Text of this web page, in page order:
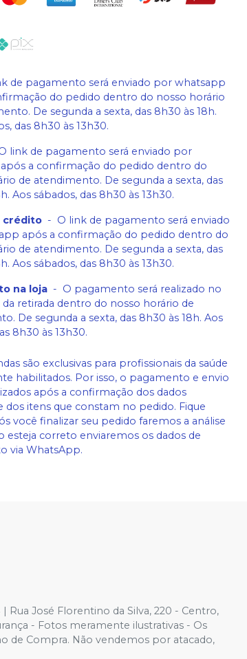
de pagamento será enviado por whatsapp
do pedido dentro do nosso horário
De segunda a sexta, das 8h30 às 18h.
das 8h30 às 13h30.
link de pagamento será enviado por
a confirmação do pedido dentro do
de atendimento. De segunda a sexta, das
Aos sábados, das 8h30 às 13h30.
crédito - O link de pagamento será enviado
após a confirmação do pedido dentro do
de atendimento. De segunda a sexta, das
Aos sábados, das 8h30 às 13h30.
na loja - O pagamento será realizado no
retirada dentro do nosso horário de
De segunda a sexta, das 8h30 às 18h. Aos
8h30 às 13h30.
são exclusivas para profissionais da saúde
habilitados. Por isso, o pagamento e envio
após a confirmação dos dados
dos itens que constam no pedido. Fique
você finalizar seu pedido faremos a análise
esteja correto enviaremos os dados de
via WhatsApp.
| Rua José Florentino da Silva, 220 - Centro,
- Fotos meramente ilustrativas - Os
de Compra. Não vendemos por atacado,